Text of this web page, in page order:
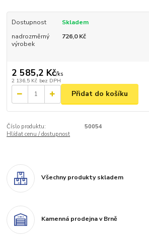
Dostupnost
Skladem
nadrozměrný
výrobek
726,0 Kč
2 585,2 Kč/ks
2 136,5 Kč bez DPH
Přidat do košíku
Číslo produktu:
50054
Hlídat cenu / dostupnost
Všechny produkty skladem
Kamenná prodejna v Brně